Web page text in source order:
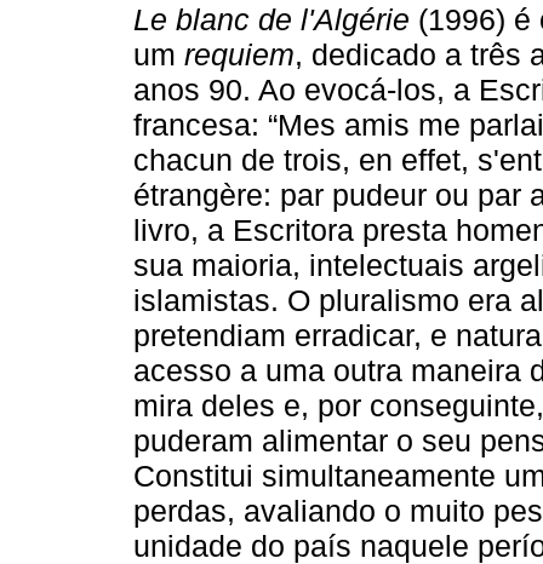
Le blanc de l'Algérie (1996) é
um requiem, dedicado a três
anos 90. Ao evocá­‑los, a
francesa: “Mes amis me
chacun de trois, en effet,
étrangère: par pudeur ou par
livro, a Escritora presta
sua maioria, intelectuais
islamistas. O pluralismo era
pretendiam erradicar, e
acesso a uma outra maneira
mira deles e, por
puderam alimentar o seu
Constitui simultaneamente
perdas, avaliando o muito
unidade do país naquele